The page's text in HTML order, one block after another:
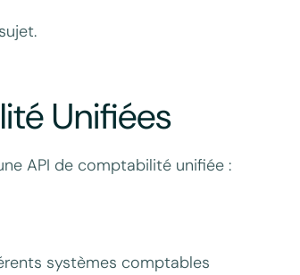
Unifiées
API de comptabilité unifiée :
systèmes comptables